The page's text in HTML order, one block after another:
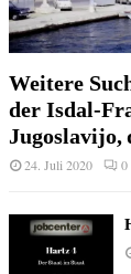
Weitere
der Isdal-
Jugoslavijo,
24. Juli 2020 0